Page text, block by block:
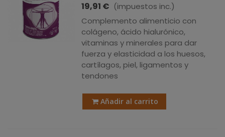
19,91 € (impuestos inc.)
Complemento alimenticio con
colágeno, ácido hialurónico,
vitaminas y minerales para dar
fuerza y elasticidad a los huesos,
cartílagos, piel, ligamentos y
tendones
Añadir al carrito